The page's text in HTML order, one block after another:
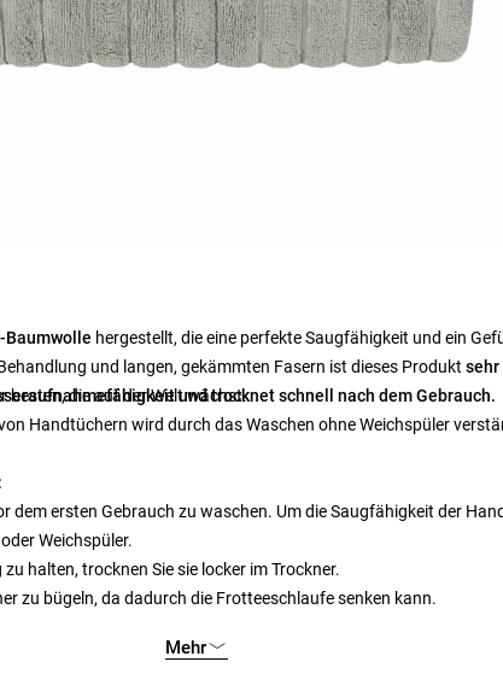
Baumwolle hergestellt, die eine perfekte Saugfähigkeit und ein
und langen, gekämmten Fasern ist dieses Produkt sehr
besten, die auf der Welt wächst.und trocknet schnell nach dem Gebrauch.
Handtüchern wird durch das Waschen ohne Weichspüler
dem ersten Gebrauch zu waschen. Um die Saugfähigkeit der
Weichspüler.
halten, trocknen Sie sie locker im Trockner.
zu bügeln, da dadurch die Frotteeschlaufe senken kann.
Mehr